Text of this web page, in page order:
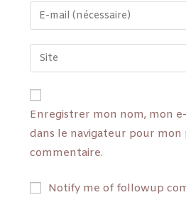
Enregistrer mon nom, mon
dans le navigateur pour mon
commentaire.
Notify me of followup